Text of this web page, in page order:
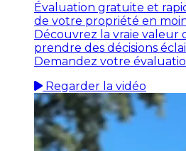
Évaluation gratuite et
de votre propriété en
Découvrez la vraie
prendre des décisions
Demandez votre
Regarder la vidéo